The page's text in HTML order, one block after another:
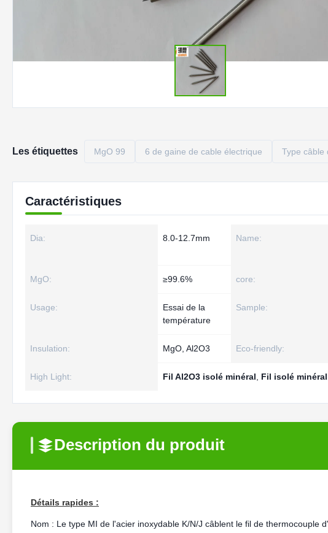
Les étiquettes MgO 99 6 de gaine de cable électrique Type câble
Caractéristiques
Dia: 8.0-12.7mm Name:
MgO: ≥99.6% core:
Usage:
Essai de la
température
Sample:
Insulation: MgO, Al2O3 Eco-friendly:
High Light: Fil Al2O3 isolé minéral Fil isolé
Description du produit
Détails rapides :
Nom : Le type MI de l'acier inoxydable K/N/J câblent le fil de thermocouple